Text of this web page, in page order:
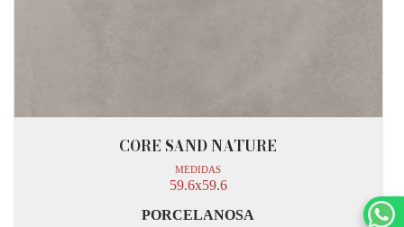
CORE SAND NATURE
MEDIDAS
59.6x59.6
PORCELANOSA